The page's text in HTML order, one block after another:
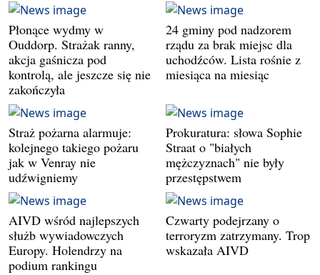
Płonące wydmy w
Ouddorp. Strażak ranny,
akcja gaśnicza pod
kontrolą, ale jeszcze się nie
zakończyła
24 gminy pod nadzorem
rządu za brak miejsc dla
uchodźców. Lista rośnie z
miesiąca na miesiąc
Straż pożarna alarmuje:
kolejnego takiego pożaru
jak w Venray nie
udźwigniemy
Prokuratura: słowa Sophie
Straat o "białych
mężczyznach" nie były
przestępstwem
AIVD wśród najlepszych
służb wywiadowczych
Europy. Holendrzy na
podium rankingu
Czwarty podejrzany o
terroryzm zatrzymany. Trop
wskazała AIVD